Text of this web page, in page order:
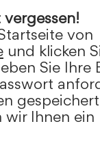
von
und klicken
Sie
Ihnen